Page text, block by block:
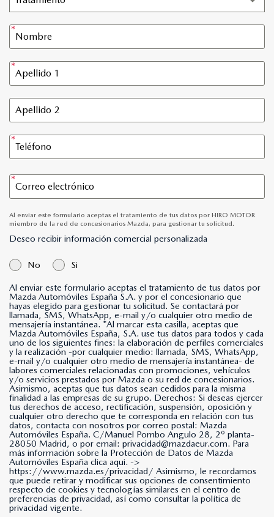
Al enviar este formulario aceptas el tratamiento de tus datos por HIRO MOTOR
miembro de la red de concesionarios Mazda, para gestionar tu solicitud.
Deseo recibir información comercial personalizada
No Si
Al enviar este formulario aceptas el tratamiento de tus datos por
Mazda Automóviles España S.A. y por el concesionario que
hayas elegido para gestionar tu solicitud. Se contactará por
llamada, SMS, WhatsApp, e-mail y/o cualquier otro medio de
mensajería instantánea. *Al marcar esta casilla, aceptas que
Mazda Automóviles España, S.A. use tus datos para todos y cada
uno de los siguientes fines: la elaboración de perfiles comerciales
y la realización -por cualquier medio: llamada, SMS, WhatsApp,
e-mail y/o cualquier otro medio de mensajería instantánea- de
labores comerciales relacionadas con promociones, vehículos
y/o servicios prestados por Mazda o su red de concesionarios.
Asimismo, aceptas que tus datos sean cedidos para la misma
finalidad a las empresas de su grupo. Derechos: Si deseas ejercer
tus derechos de acceso, rectificación, suspensión, oposición y
cualquier otro derecho que te corresponda en relación con tus
datos, contacta con nosotros por correo postal: Mazda
Automóviles España. C/Manuel Pombo Angulo 28, 2º planta-
28050 Madrid, o por email: privacidad@mazdaeur.com. Para
más información sobre la Protección de Datos de Mazda
Automóviles España clica aqui. ->
https://www.mazda.es/privacidad/
que puede retirar y modificar sus opciones de consentimiento
respecto de cookies y tecnologías similares en el centro de
preferencias de privacidad, así como consultar la política de
privacidad vigente.